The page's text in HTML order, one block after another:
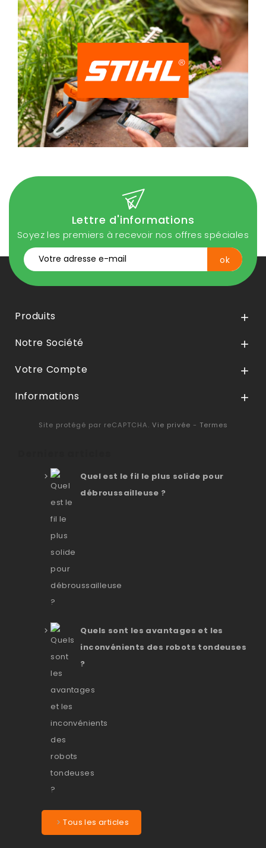
Lettre d'informations
Soyez les premiers à recevoir nos offres spéciales
Produits 
Notre Société 
Votre Compte 
Informations 
Site protégé par reCAPTCHA. Vie privée - Termes
Quel est le fil le plus solide pour
débroussailleuse ?
Quels sont les avantages et les
inconvénients des robots tondeuses
?
Tous les articles